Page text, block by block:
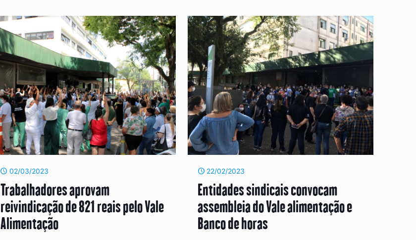
02/03/2023
Trabalhadores aprovam
reivindicação de 821 reais pelo Vale
Alimentação
22/02/2023
Entidades sindicais convocam
assembleia do Vale alimentação e
Banco de horas